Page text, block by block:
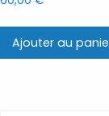
Ajouter au